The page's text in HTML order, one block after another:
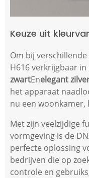
Keuze uit
Om bij
H616 verkrijgbaar
zwartEnelegant
het apparaat
nu een
Met zijn veelzijdige
vormgeving is de
perfecte oplossing
bedrijven die op
controle en